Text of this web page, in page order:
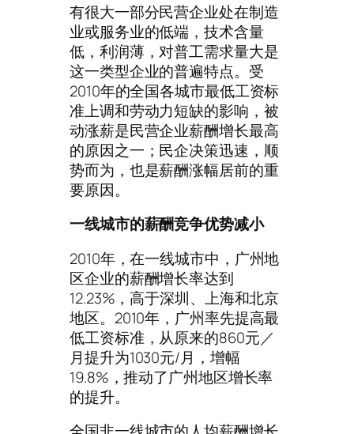
有很大一部分民营企业处在制造
业或服务业的低端，技术含量
低，利润薄，对普工需求量大是
这一类型企业的普遍特点。受
2010年的全国各城市最低工资标
准上调和劳动力短缺的影响，被
动涨薪是民营企业薪酬增长最高
的原因之一；民企决策迅速，顺
势而为，也是薪酬涨幅居前的重
要原因。
一线城市的薪酬竞争优势减小
2010年，在一线城市中，广州地
区企业的薪酬增长率达到
12.23%，高于深圳、上海和北京
地区。2010年，广州率先提高最
低工资标准，从原来的860元／
月提升为1030元/月，增幅
19.8%，推动了广州地区增长率
的提升。